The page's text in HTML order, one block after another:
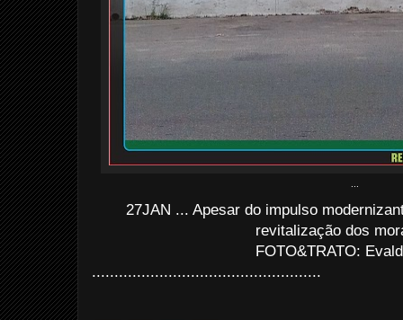
27JAN ... Apesar do impulso
revitalização dos
FOTO&TRATO:
...................................................